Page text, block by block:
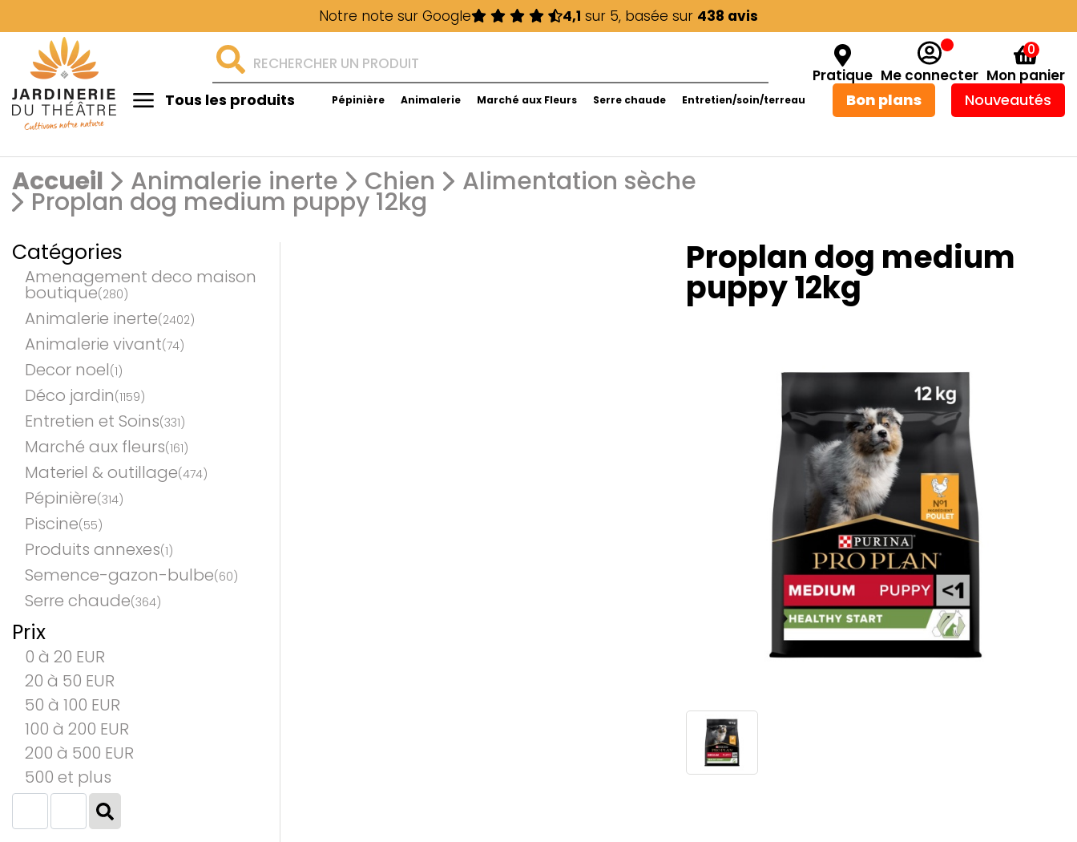
Notre note sur Google 4,1 sur 5, basée sur 438 avis
Pratique Me connecter
0
Mon panier
Tous les produits Pépinière Animalerie Marché aux Fleurs Serre chaude Entretien/soin/terreau Bon plans Nouveautés
Accueil Animalerie inerte Chien Alimentation sèche
Proplan dog medium puppy 12kg
Catégories
Amenagement deco maison
boutique(280)
Animalerie inerte(2402)
Animalerie vivant(74)
Decor noel(1)
Déco jardin(1159)
Entretien et Soins(331)
Marché aux fleurs(161)
Materiel & outillage(474)
Pépinière(314)
Piscine(55)
Produits annexes(1)
Semence-gazon-bulbe(60)
Serre chaude(364)
Prix
0 à 20 EUR
20 à 50 EUR
50 à 100 EUR
100 à 200 EUR
200 à 500 EUR
500 et plus
Proplan dog medium
puppy 12kg